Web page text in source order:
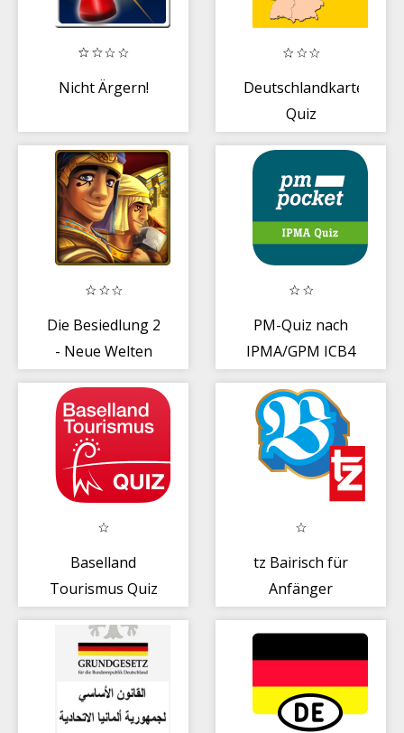
Nicht Ärgern!
Deutschlandkarte
Quiz
Die Besiedlung 2
- Neue Welten
PM-Quiz nach
IPMA/GPM ICB4
Baselland
Tourismus Quiz
tz Bairisch für
Anfänger